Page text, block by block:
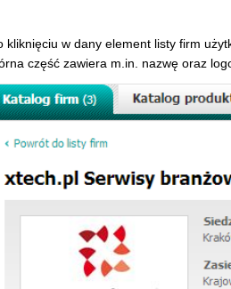
kliknięciu w dany element listy firm
część zawiera m.in. nazwę oraz